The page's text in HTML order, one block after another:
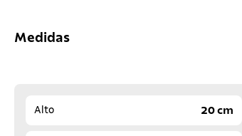
Medidas
Alto 20 cm